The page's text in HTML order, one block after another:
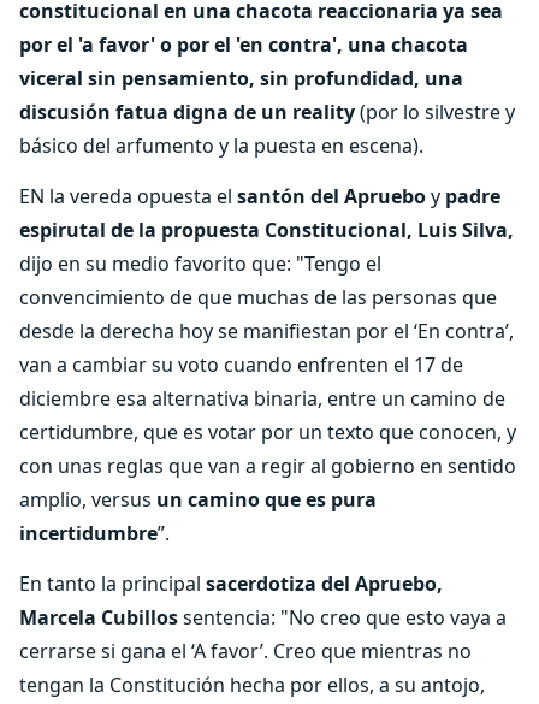
constitucional en una chacota reaccionaria ya sea
por el 'a favor' o por el 'en contra', una chacota
viceral sin pensamiento, sin profundidad, una
discusión fatua digna de un reality(por lo silvestre y
básico del arfumento y la puesta en escena).
EN la vereda opuesta el santón del Aprueboy padre
espirutal de la propuesta Constitucional, Luis Silva,
dijo en su medio favorito que: "Tengo el
convencimiento de que muchas de las personas que
desde la derecha hoy se manifiestan por el ‘En contra’,
van a cambiar su voto cuando enfrenten el 17 de
diciembre esa alternativa binaria, entre un camino de
certidumbre, que es votar por un texto que conocen, y
con unas reglas que van a regir al gobierno en sentido
amplio, versus un camino que es pura
incertidumbre”.
En tanto la principal sacerdotiza del Apruebo,
Marcela Cubillossentencia: "No creo que esto vaya a
cerrarse si gana el ‘A favor’. Creo que mientras no
tengan la Constitución hecha por ellos, a su antojo,